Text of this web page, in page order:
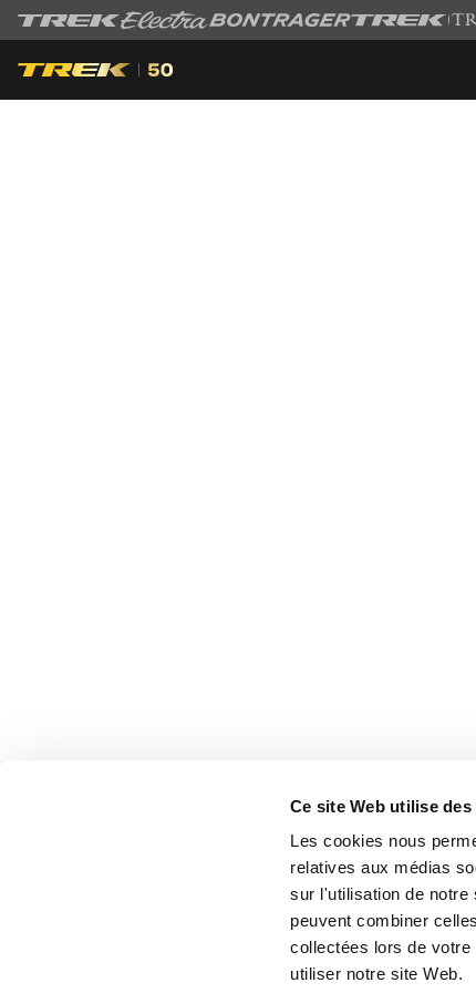
Ce site Web utilise
Les cookies nous
relatives aux médias
sur l'utilisation de notre
peuvent combiner
collectées lors de
utiliser notre site Web.